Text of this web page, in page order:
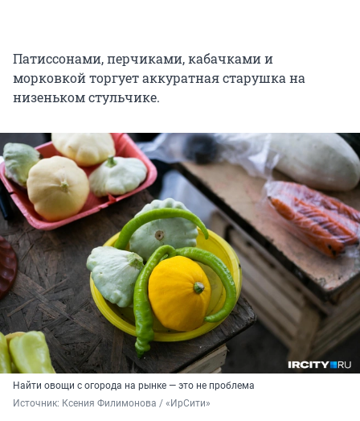
Патиссонами, перчиками, кабачками и
морковкой торгует аккуратная старушка на
низеньком стульчике.
Найти овощи с огорода на рынке — это не проблема
Источник: Ксения Филимонова / «ИрСити»